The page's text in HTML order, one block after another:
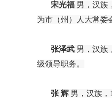
宋光福 男，汉族，
为市（州）人大常委
张泽武 男，汉族，
级领导职务。
张 辉 男，汉族